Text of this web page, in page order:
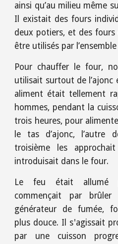
ainsi qu’au milieu même
Il existait des fours
deux potiers, et des
être utilisés par
Pour chauffer le four,
utilisait surtout de l’ajonc
aliment était tellement
hommes, pendant la
trois heures, pour
le tas d’ajonc, l’autre
troisième les
introduisait dans le four.
Le feu était allumé
commençait par
générateur de fumée,
plus douce. Il s'agissait
par une cuisson